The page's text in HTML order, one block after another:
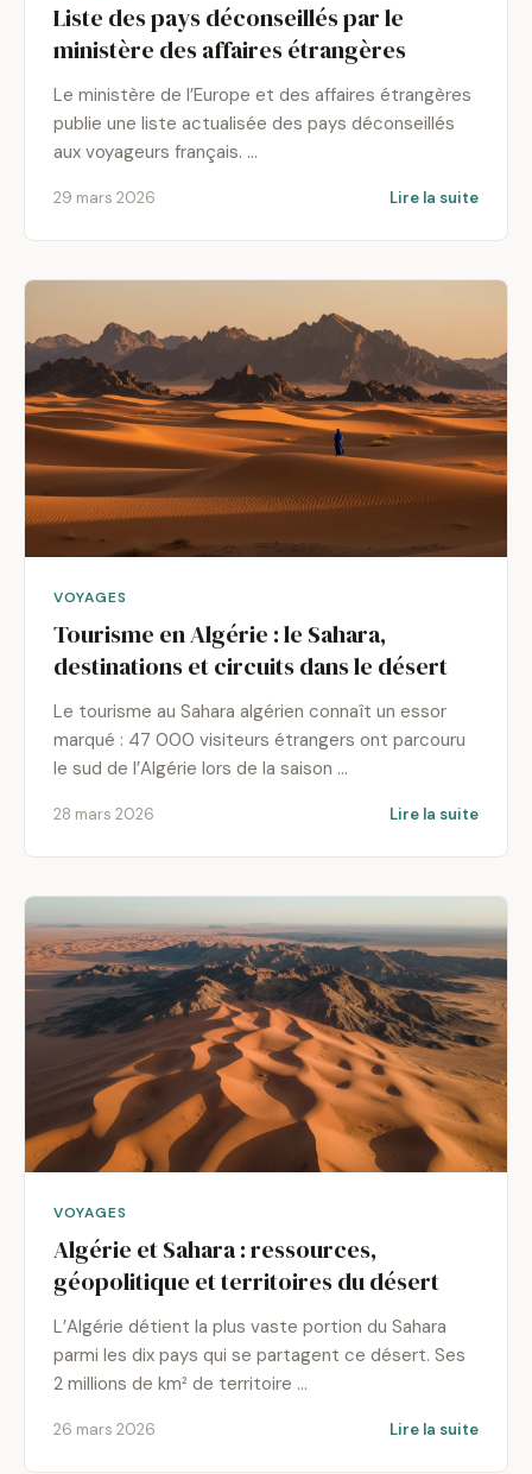
Liste des pays déconseillés par le
ministère des affaires étrangères
Le ministère de l’Europe et des affaires étrangères
publie une liste actualisée des pays déconseillés
aux voyageurs français. …
29 mars 2026 Lire la suite
VOYAGES
Tourisme en Algérie : le Sahara,
destinations et circuits dans le désert
Le tourisme au Sahara algérien connaît un essor
marqué : 47 000 visiteurs étrangers ont parcouru
le sud de l’Algérie lors de la saison …
28 mars 2026 Lire la suite
VOYAGES
Algérie et Sahara : ressources,
géopolitique et territoires du désert
L’Algérie détient la plus vaste portion du Sahara
parmi les dix pays qui se partagent ce désert. Ses
2 millions de km² de territoire …
26 mars 2026 Lire la suite